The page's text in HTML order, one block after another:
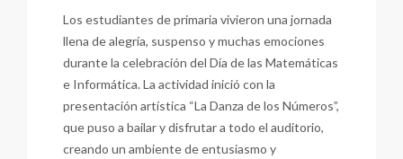
Los estudiantes de primaria vivieron una jornada
llena de alegría, suspenso y muchas emociones
durante la celebración del Día de las Matemáticas
e Informática. La actividad inició con la
presentación artística “La Danza de los Números”,
que puso a bailar y disfrutar a todo el auditorio,
creando un ambiente de entusiasmo y